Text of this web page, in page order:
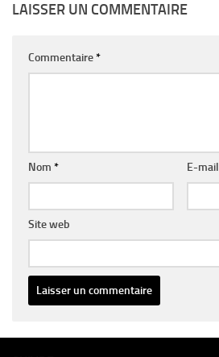
LAISSER UN COMMENTAIRE
Commentaire*
Nom * E-mail
Site web